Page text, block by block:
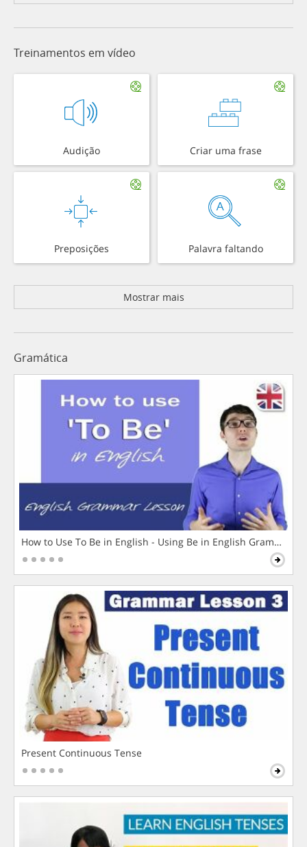
Treinamentos em vídeo
Audição Criar uma frase
Preposições Palavra faltando
Mostrar mais
Gramática
How to Use To Be in English - Using Be in English Grammar
Present Continuous Tense